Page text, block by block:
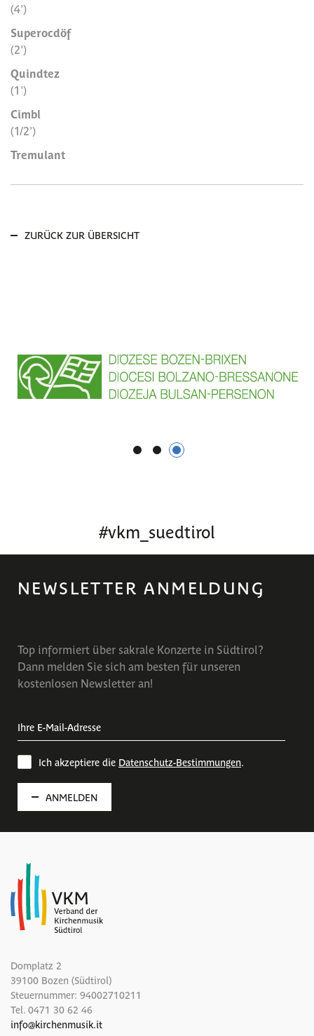
(4')
Superocdöf
(2')
Quindtez
(1')
Cimbl
(1/2')
Tremulant
ZURÜCK ZUR ÜBERSICHT
1 2 3
#vkm_suedtirol
NEWSLETTER ANMELDUNG
Top informiert über sakrale Konzerte in Südtirol?
Dann melden Sie sich am besten für unseren
kostenlosen Newsletter an!
Ich akzeptiere die Datenschutz-Bestimmungen.
ANMELDEN
Domplatz 2
39100 Bozen (Südtirol)
Steuernummer: 94002710211
Tel. 0471 30 62 46
info@kirchenmusik.it